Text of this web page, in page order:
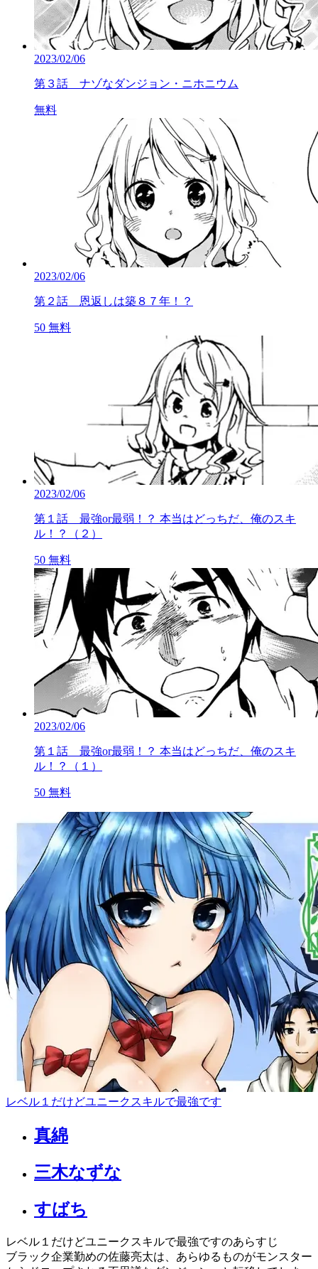
2023/02/06
第３話 ナゾなダンジョン・ニホニウム
無料
2023/02/06
第２話 恩返しは築８７年！？
50 無料
2023/02/06
第１話 最強or最弱！？ 本当はどっちだ、俺のスキ
ル！？（２）
50 無料
2023/02/06
第１話 最強or最弱！？ 本当はどっちだ、俺のスキ
ル！？（１）
50 無料
レベル１だけどユニークスキルで最強です
真綿
三木なずな
すばち
レベル１だけどユニークスキルで最強ですのあらすじ
ブラック企業勤めの佐藤亮太は、あらゆるものがモンスター